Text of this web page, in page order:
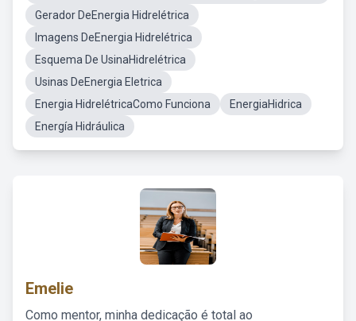
Gerador DeEnergia Hidrelétrica
Imagens DeEnergia Hidrelétrica
Esquema De UsinaHidrelétrica
Usinas DeEnergia Eletrica
Energia HidrelétricaComo Funciona
EnergiaHidrica
Energía Hidráulica
Emelie
Como mentor, minha dedicação é total ao